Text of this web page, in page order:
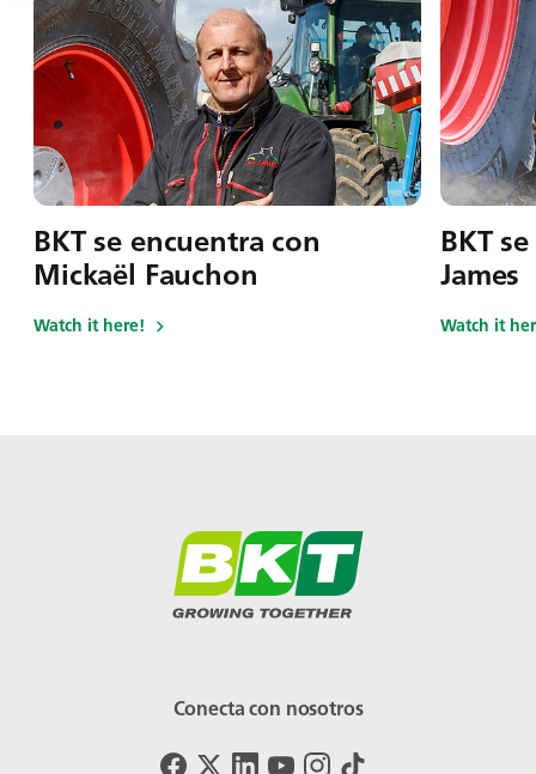
BKT se encuentra con
Mickaël Fauchon
Watch it here!
BKT
James
Watch it
Conecta con nosotros